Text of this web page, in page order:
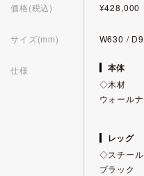
価格(税込) ¥428,000
サイズ(mm) W630 /
仕様 本体
◇木材
ウォール
レッグ
◇スチール
ブラック